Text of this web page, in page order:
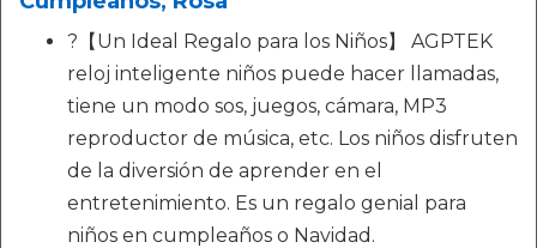
?【Un Ideal Regalo para los Niños】 AGPTEK
reloj inteligente niños puede hacer llamadas,
tiene un modo sos, juegos, cámara, MP3
reproductor de música, etc. Los niños disfruten
de la diversión de aprender en el
entretenimiento. Es un regalo genial para
niños en cumpleaños o Navidad.